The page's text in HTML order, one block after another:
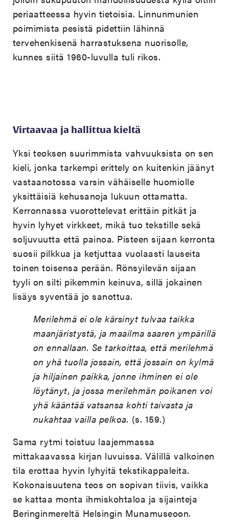
periaatteessa hyvin tietoisia. Linnunmunien
poimimista pesistä pidettiin lähinnä
tervehenkisenä harrastuksena nuorisolle,
kunnes siitä 1960-luvulla tuli rikos.
Virtaavaa ja hallittua kieltä
Yksi teoksen suurimmista vahvuuksista on sen
kieli, jonka tarkempi erittely on kuitenkin jäänyt
vastaanotossa varsin vähäiselle huomiolle
yksittäisiä kehusanoja lukuun ottamatta.
Kerronnassa vuorottelevat erittäin pitkät ja
hyvin lyhyet virkkeet, mikä tuo tekstille sekä
soljuvuutta että painoa. Pisteen sijaan kerronta
suosii pilkkua ja ketjuttaa vuolaasti lauseita
toinen toisensa perään. Rönsyilevän sijaan
tyyli on silti pikemmin keinuva, sillä jokainen
lisäys syventää jo sanottua.
Merilehmä ei ole kärsinyt tulvaa taikka
maanjäristystä, ja maailma saaren ympärillä
on ennallaan. Se tarkoittaa, että merilehmä
on yhä tuolla jossain, että jossain on kylmä
ja hiljainen paikka, jonne ihminen ei ole
löytänyt, ja jossa merilehmän poikanen voi
yhä kääntää vatsansa kohti taivasta ja
nukahtaa vailla pelkoa. (s. 159.)
Sama rytmi toistuu laajemmassa
mittakaavassa kirjan luvuissa. Välillä valkoinen
tila erottaa hyvin lyhyitä tekstikappaleita.
Kokonaisuutena teos on sopivan tiivis, vaikka
se kattaa monta ihmiskohtaloa ja sijainteja
Beringinmereltä Helsingin Munamuseoon.